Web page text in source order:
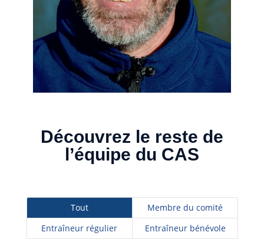
Découvrez le reste de
l’équipe du CAS
Tout
Membre du comité
Entraîneur régulier
Entraîneur bénévole